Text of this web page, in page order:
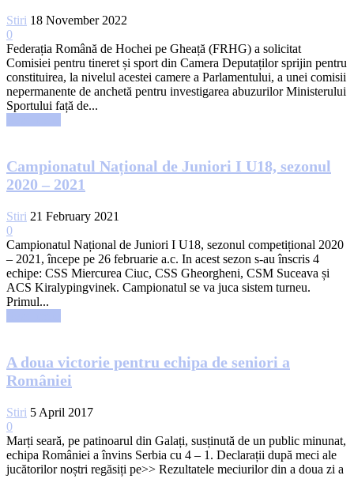
Stiri 18 November 2022
0
Federația Română de Hochei pe Gheață (FRHG) a solicitat
Comisiei pentru tineret și sport din Camera Deputaților sprijin pentru
constituirea, la nivelul acestei camere a Parlamentului, a unei comisii
nepermanente de anchetă pentru investigarea abuzurilor Ministerului
Sportului față de...
Campionatul Național de Juniori I U18, sezonul
2020 – 2021
Stiri 21 February 2021
0
Campionatul Național de Juniori I U18, sezonul competițional 2020
– 2021, începe pe 26 februarie a.c. In acest sezon s-au înscris 4
echipe: CSS Miercurea Ciuc, CSS Gheorgheni, CSM Suceava și
ACS Kiralypingvinek. Campionatul se va juca sistem turneu.
Primul...
A doua victorie pentru echipa de seniori a
României
Stiri 5 April 2017
0
Marți seară, pe patinoarul din Galați, susținută de un public minunat,
echipa României a învins Serbia cu 4 – 1. Declarații după meci ale
jucătorilor noștri regăsiți pe>> Rezultatele meciurilor din a doua zi a